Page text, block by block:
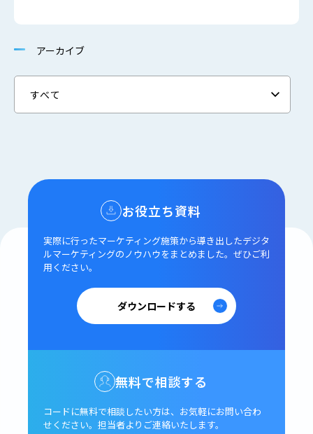
アーカイブ
お役立ち資料
実際に行ったマーケティング施策から導き出したデジタ
ルマーケティングのノウハウをまとめました。 ぜひご利
用ください。
ダウンロードする
無料で相談する
コードに無料で相談したい方は、 お気軽にお問い合わ
せください。 担当者よりご連絡いたします。